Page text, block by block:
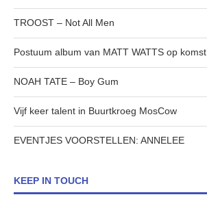
TROOST – Not All Men
Postuum album van MATT WATTS op komst
NOAH TATE – Boy Gum
Vijf keer talent in Buurtkroeg MosCow
EVENTJES VOORSTELLEN: ANNELEE
KEEP IN TOUCH